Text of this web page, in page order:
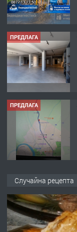
ПРЕДЛАГА
ПРЕДЛАГА
Случайна рецепта